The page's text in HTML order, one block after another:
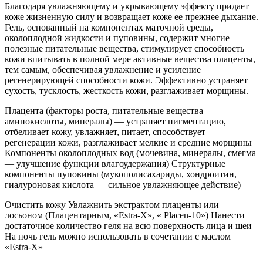
Благодаря увлажняющему и укрывающему эффекту придает
коже жизненную силу и возвращает коже ее прежнее дыхание.
Гель, основанный на компонентах маточной среды,
околоплодной жидкости и пуповины, содержит многие
полезные питательные вещества, стимулирует способность
кожи впитывать в полной мере активные вещества плаценты,
тем самым, обеспечивая увлажнение и усиление
регенерирующей способности кожи. Эффективно устраняет
сухость, тусклость, жесткость кожи, разглаживает морщины.
Плацента (факторы роста, питательные вещества
аминокислоты, минералы) — устраняет пигментацию,
отбеливает кожу, увлажняет, питает, способствует
регенерации кожи, разглаживает мелкие и средние морщины
Компоненты околоплодных вод (мочевина, минералы, смегма
— улучшение функции влагоудержания) Структурные
компоненты пуповины (мукополисахариды, хондроитин,
гиалуроновая кислота — сильное увлажняющее действие)
Очистить кожу Увлажнить экстрактом плаценты или
лосьоном (Плацентарным, «Estra-X», « Placen-10») Нанести
достаточное количество геля на всю поверхность лица и шеи
На ночь гель можно использовать в сочетании с маслом
«Estra-X»